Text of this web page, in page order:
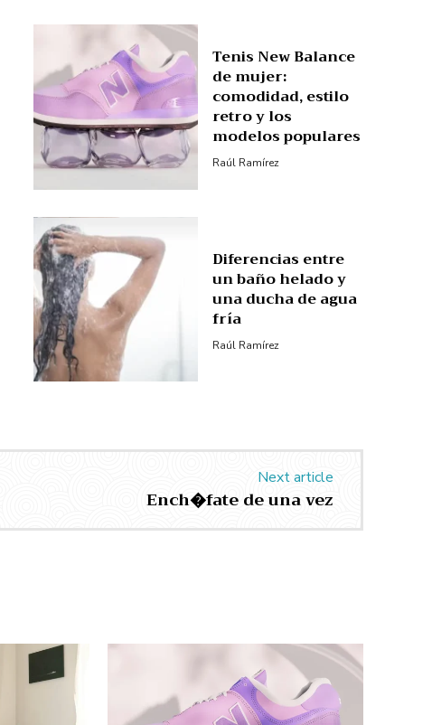
Tenis New Balance
de mujer:
comodidad, estilo
retro y los
modelos populares
Raúl Ramírez
Diferencias entre
un baño helado y
una ducha de agua
fría
Raúl Ramírez
Next article
Ench�fate de una vez